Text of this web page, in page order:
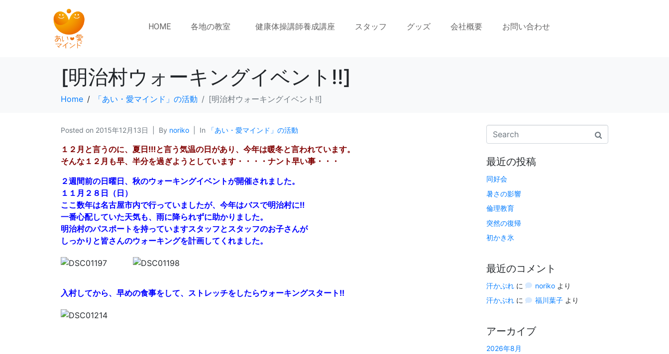
HOME 各地の教室 健康体操講師養成講座 スタッフ グッズ 会社概要 お問い合わせ
[明治村ウォーキングイベント!!]
Home 「あい・愛マインド」の活動 [明治村ウォーキングイベント!!]
Posted on 2015年12月13日 By noriko In 「あい・愛マインド」の活動
１２月と言うのに、夏日!!!と言う気温の日があり、今年は暖冬と言われています。
そんな１２月も早、半分を過ぎようとしています・・・・ナント早い事・・・
２週間前の日曜日、秋のウォーキングイベントが開催されました。
１１月２８日（日）
ここ数年は名古屋市内で行っていましたが、今年はバスで明治村に!!
一番心配していた天気も、雨に降られずに助かりました。
明治村のパスポートを持っていますスタッフとスタッフのお子さんが
しっかりと皆さんのウォーキングを計画してくれました。
入村してから、早めの食事をして、ストレッチをしたらウォーキングスタート!!
最近の投稿
同好会
暑さの影響
倫理教育
突然の復帰
初かき氷
最近のコメント
汗かぶれ に norikoより
汗かぶれ に 福川葉子より
アーカイブ
2026年8月